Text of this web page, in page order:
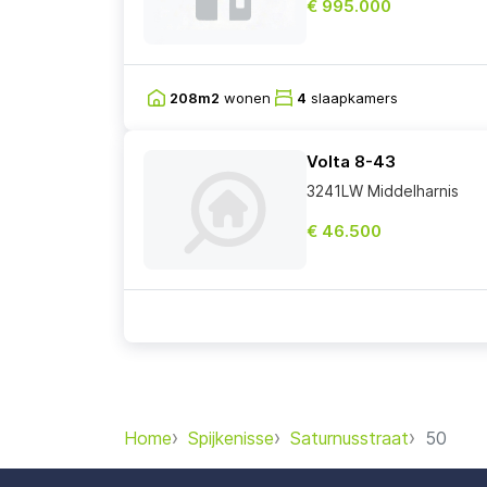
€ 995.000
208m2 wonen 4 slaapkamers
Volta 8-43
3241LW Middelharnis
€ 46.500
Home Spijkenisse Saturnusstraat 50